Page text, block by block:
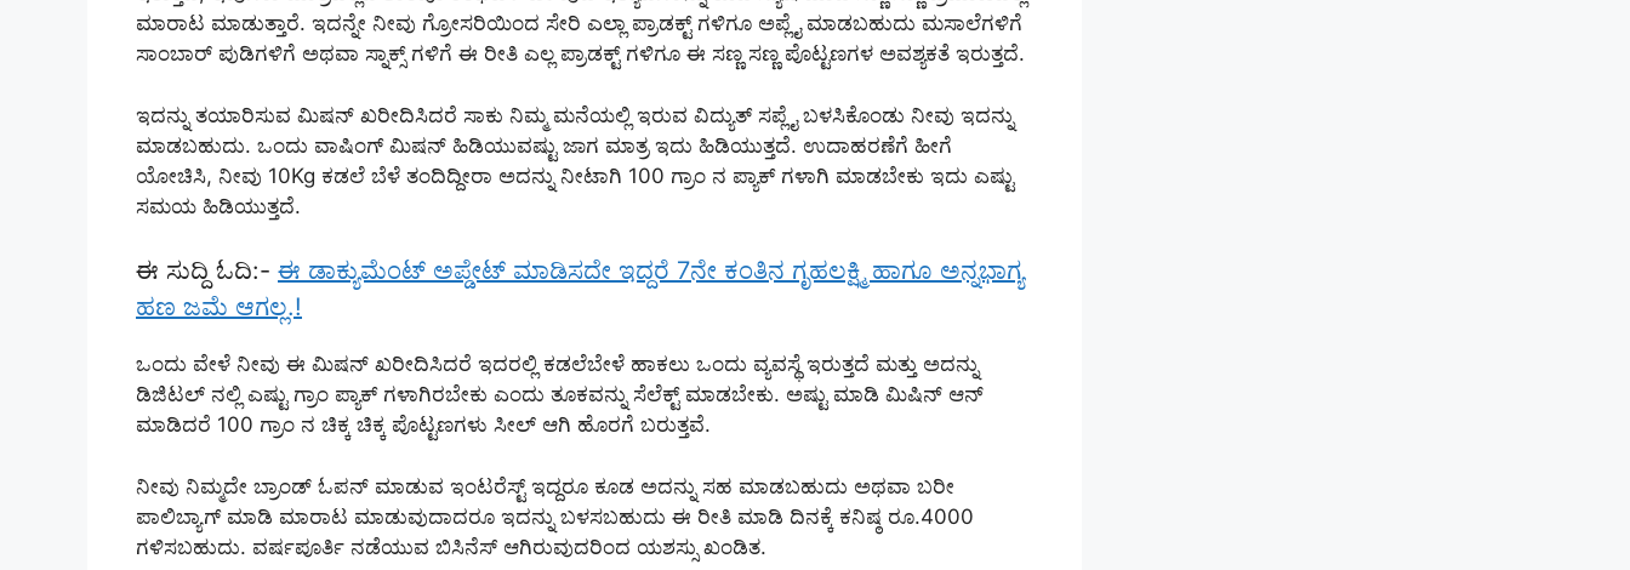
ಮಾರಾಟ ಮಾಡುತ್ತಾರೆ. ಇದನ್ನೇ ನೀವು ಗ್ರೋಸರಿಯಿಂದ ಸೇರಿ ಎಲ್ಲಾ ಪ್ರಾಡಕ್ಟ್ ಗಳಿಗೂ ಅಪ್ಲೈ ಮಾಡಬಹುದು ಮಸಾಲೆಗಳಿಗೆ
ಸಾಂಬಾರ್ ಪುಡಿಗಳಿಗೆ ಅಥವಾ ಸ್ನಾಕ್ಸ್ ಗಳಿಗೆ ಈ ರೀತಿ ಎಲ್ಲ ಪ್ರಾಡಕ್ಟ್ ಗಳಿಗೂ ಈ ಸಣ್ಣ ಸಣ್ಣ ಪೊಟ್ಟಣಗಳ ಅವಶ್ಯಕತೆ ಇರುತ್ತದೆ.
ಇದನ್ನು ತಯಾರಿಸುವ ಮಿಷನ್ ಖರೀದಿಸಿದರೆ ಸಾಕು ನಿಮ್ಮ ಮನೆಯಲ್ಲಿ ಇರುವ ವಿದ್ಯುತ್ ಸಪ್ಲೈ ಬಳಸಿಕೊಂಡು ನೀವು ಇದನ್ನು
ಮಾಡಬಹುದು. ಒಂದು ವಾಷಿಂಗ್ ಮಿಷನ್ ಹಿಡಿಯುವಷ್ಟು ಜಾಗ ಮಾತ್ರ ಇದು ಹಿಡಿಯುತ್ತದೆ. ಉದಾಹರಣೆಗೆ ಹೀಗೆ
ಯೋಚಿಸಿ, ನೀವು 10Kg ಕಡಲೆ ಬೆಳೆ ತಂದಿದ್ದೀರಾ ಅದನ್ನು ನೀಟಾಗಿ 100 ಗ್ರಾಂ ನ ಪ್ಯಾಕ್ ಗಳಾಗಿ ಮಾಡಬೇಕು ಇದು ಎಷ್ಟು
ಸಮಯ ಹಿಡಿಯುತ್ತದೆ.
ಈ ಸುದ್ದಿ ಓದಿ:- ಈ ಡಾಕ್ಯುಮೆಂಟ್ ಅಪ್ಡೇಟ್ ಮಾಡಿಸದೇ ಇದ್ದರೆ 7ನೇ ಕಂತಿನ ಗೃಹಲಕ್ಷ್ಮಿ ಹಾಗೂ ಅನ್ನಭಾಗ್ಯ
ಹಣ ಜಮೆ ಆಗಲ್ಲ.!
ಒಂದು ವೇಳೆ ನೀವು ಈ ಮಿಷನ್ ಖರೀದಿಸಿದರೆ ಇದರಲ್ಲಿ ಕಡಲೆಬೇಳೆ ಹಾಕಲು ಒಂದು ವ್ಯವಸ್ಥೆ ಇರುತ್ತದೆ ಮತ್ತು ಅದನ್ನು
ಡಿಜಿಟಲ್ ನಲ್ಲಿ ಎಷ್ಟು ಗ್ರಾಂ ಪ್ಯಾಕ್ ಗಳಾಗಿರಬೇಕು ಎಂದು ತೂಕವನ್ನು ಸೆಲೆಕ್ಟ್ ಮಾಡಬೇಕು. ಅಷ್ಟು ಮಾಡಿ ಮಿಷಿನ್ ಆನ್
ಮಾಡಿದರೆ 100 ಗ್ರಾಂ ನ ಚಿಕ್ಕ ಚಿಕ್ಕ ಪೊಟ್ಟಣಗಳು ಸೀಲ್ ಆಗಿ ಹೊರಗೆ ಬರುತ್ತವೆ.
ನೀವು ನಿಮ್ಮದೇ ಬ್ರಾಂಡ್ ಓಪನ್ ಮಾಡುವ ಇಂಟರೆಸ್ಟ್ ಇದ್ದರೂ ಕೂಡ ಅದನ್ನು ಸಹ ಮಾಡಬಹುದು ಅಥವಾ ಬರೀ
ಪಾಲಿಬ್ಯಾಗ್ ಮಾಡಿ ಮಾರಾಟ ಮಾಡುವುದಾದರೂ ಇದನ್ನು ಬಳಸಬಹುದು ಈ ರೀತಿ ಮಾಡಿ ದಿನಕ್ಕೆ ಕನಿಷ್ಠ ರೂ.4000
ಗಳಿಸಬಹುದು. ವರ್ಷಪೂರ್ತಿ ನಡೆಯುವ ಬಿಸಿನೆಸ್ ಆಗಿರುವುದರಿಂದ ಯಶಸ್ಸು ಖಂಡಿತ.